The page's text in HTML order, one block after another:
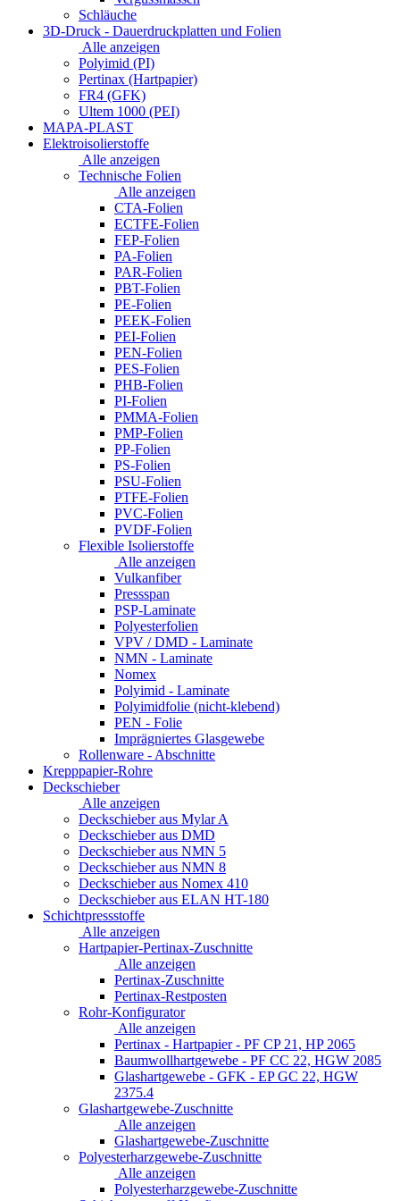
Schläuche
3D-Druck - Dauerdruckplatten und Folien
Alle anzeigen
Polyimid (PI)
Pertinax (Hartpapier)
FR4 (GFK)
Ultem 1000 (PEI)
MAPA-PLAST
Elektroisolierstoffe
Alle anzeigen
Technische Folien
Alle anzeigen
CTA-Folien
ECTFE-Folien
FEP-Folien
PA-Folien
PAR-Folien
PBT-Folien
PE-Folien
PEEK-Folien
PEI-Folien
PEN-Folien
PES-Folien
PHB-Folien
PI-Folien
PMMA-Folien
PMP-Folien
PP-Folien
PS-Folien
PSU-Folien
PTFE-Folien
PVC-Folien
PVDF-Folien
Flexible Isolierstoffe
Alle anzeigen
Vulkanfiber
Pressspan
PSP-Laminate
Polyesterfolien
VPV / DMD - Laminate
NMN - Laminate
Nomex
Polyimid - Laminate
Polyimidfolie (nicht-klebend)
PEN - Folie
Imprägniertes Glasgewebe
Rollenware - Abschnitte
Krepppapier-Rohre
Deckschieber
Alle anzeigen
Deckschieber aus Mylar A
Deckschieber aus DMD
Deckschieber aus NMN 5
Deckschieber aus NMN 8
Deckschieber aus Nomex 410
Deckschieber aus ELAN HT-180
Schichtpressstoffe
Alle anzeigen
Hartpapier-Pertinax-Zuschnitte
Alle anzeigen
Pertinax-Zuschnitte
Pertinax-Restposten
Rohr-Konfigurator
Alle anzeigen
Pertinax - Hartpapier - PF CP 21, HP 2065
Baumwollhartgewebe - PF CC 22, HGW 2085
Glashartgewebe - GFK - EP GC 22, HGW
2375.4
Glashartgewebe-Zuschnitte
Alle anzeigen
Glashartgewebe-Zuschnitte
Polyesterharzgewebe-Zuschnitte
Alle anzeigen
Polyesterharzgewebe-Zuschnitte